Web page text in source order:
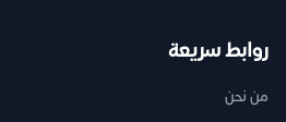
روابط سريعة
من نحن